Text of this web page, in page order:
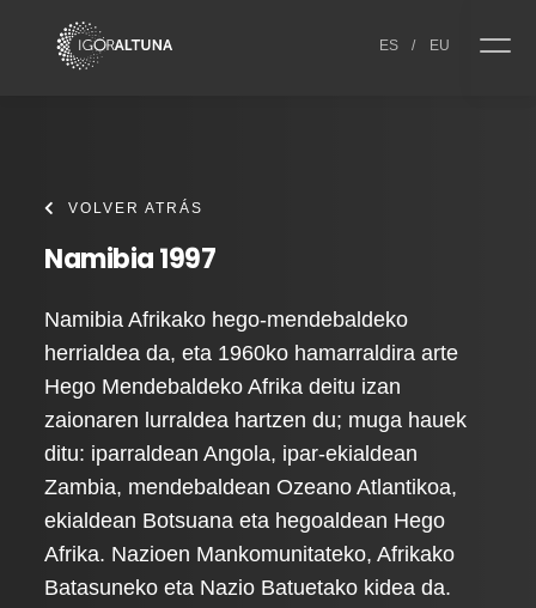
ES / EU
VOLVER ATRÁS
Namibia 1997
Namibia Afrikako hego-mendebaldeko
herrialdea da, eta 1960ko hamarraldira arte
Hego Mendebaldeko Afrika deitu izan
zaionaren lurraldea hartzen du; muga hauek
ditu: iparraldean Angola, ipar-ekialdean
Zambia, mendebaldean Ozeano Atlantikoa,
ekialdean Botsuana eta hegoaldean Hego
Afrika. Nazioen Mankomunitateko, Afrikako
Batasuneko eta Nazio Batuetako kidea da.